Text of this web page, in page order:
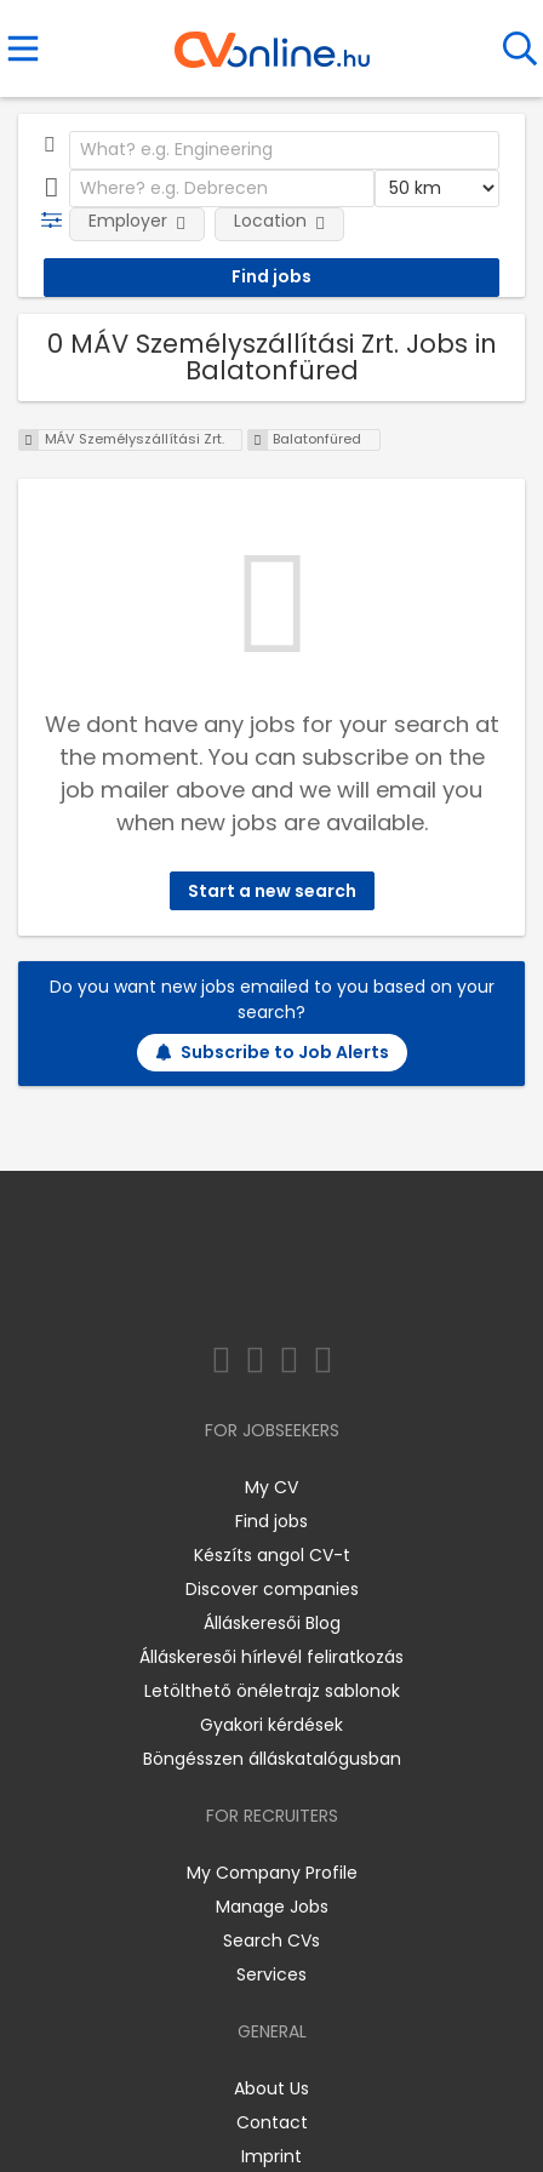
Employer Location
0 MÁV Személyszállítási Zrt. Jobs in
Balatonfüred
MÁV Személyszállítási Zrt. Balatonfüred
We dont have any jobs for your search at
the moment. You can subscribe on the
job mailer above and we will email you
when new jobs are available.
Start a new search
Do you want new jobs emailed to you based on your
search?
Subscribe to Job Alerts
FOR JOBSEEKERS
My CV
Find jobs
Készíts angol CV-t
Discover companies
Álláskeresői Blog
Álláskeresői hírlevél feliratkozás
Letölthető önéletrajz sablonok
Gyakori kérdések
Böngésszen álláskatalógusban
FOR RECRUITERS
My Company Profile
Manage Jobs
Search CVs
Services
GENERAL
About Us
Contact
Imprint